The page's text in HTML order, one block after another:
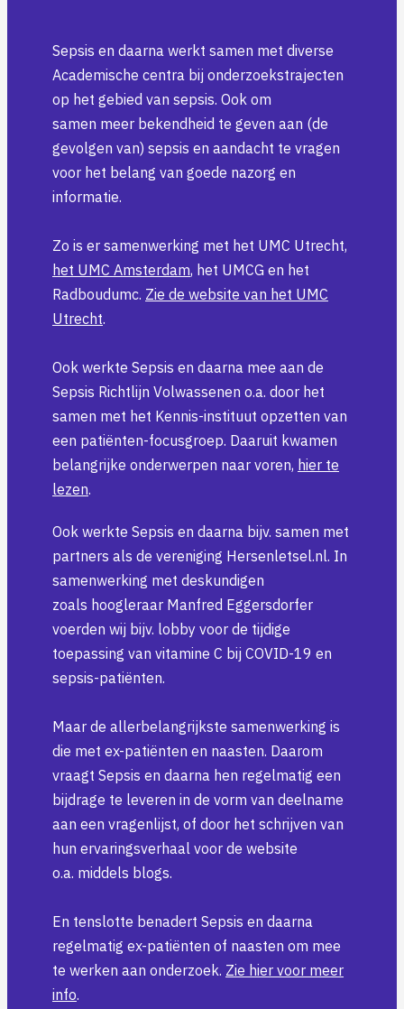
Sepsis en daarna werkt samen met diverse
Academische centra bij onderzoekstrajecten
op het gebied van sepsis. Ook om
samen meer bekendheid te geven aan (de
gevolgen van) sepsis en aandacht te vragen
voor het belang van goede nazorg en
informatie.
Zo is er samenwerking met het UMC Utrecht,
het UMC Amsterdam, het UMCG en het
Radboudumc. Zie de website van het UMC
Utrecht.
Ook werkte Sepsis en daarna mee aan de
Sepsis Richtlijn Volwassenen o.a. door het
samen met het Kennis-instituut opzetten van
een patiënten-focusgroep. Daaruit kwamen
belangrijke onderwerpen naar voren, hier te
lezen.
Ook werkte Sepsis en daarna bijv. samen met
partners als de vereniging Hersenletsel.nl. In
samenwerking met deskundigen
zoals hoogleraar Manfred Eggersdorfer
voerden wij bijv. lobby voor de tijdige
toepassing van vitamine C bij COVID-19 en
sepsis-patiënten.
Maar de allerbelangrijkste samenwerking is
die met ex-patiënten en naasten. Daarom
vraagt Sepsis en daarna hen regelmatig een
bijdrage te leveren in de vorm van deelname
aan een vragenlijst, of door het schrijven van
hun ervaringsverhaal voor de website
o.a. middels blogs.
En tenslotte benadert Sepsis en daarna
regelmatig ex-patiënten of naasten om mee
te werken aan onderzoek. Zie hier voor meer
info.